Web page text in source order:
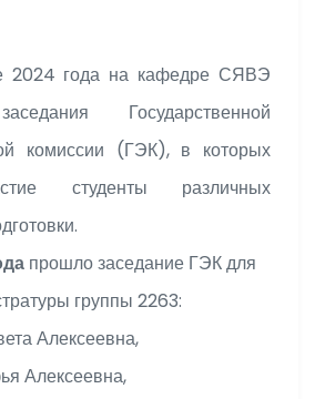
года на кафедре СЯВЭ
Государственной
комиссии (ГЭК), в которых
студенты различных
прошло заседание ГЭК для
группы 2263:
Алексеевна,
Алексеевна,